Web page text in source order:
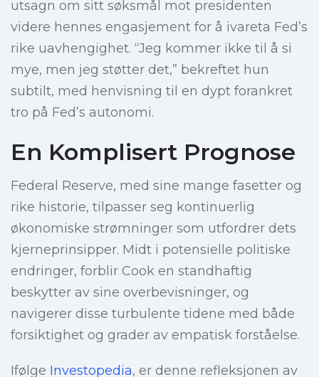
utsagn om sitt søksmål mot presidenten
videre hennes engasjement for å ivareta Fed’s
rike uavhengighet. “Jeg kommer ikke til å si
mye, men jeg støtter det,” bekreftet hun
subtilt, med henvisning til en dypt forankret
tro på Fed’s autonomi.
En Komplisert Prognose
Federal Reserve, med sine mange fasetter og
rike historie, tilpasser seg kontinuerlig
økonomiske strømninger som utfordrer dets
kjerneprinsipper. Midt i potensielle politiske
endringer, forblir Cook en standhaftig
beskytter av sine overbevisninger, og
navigerer disse turbulente tidene med både
forsiktighet og grader av empatisk forståelse.
Ifølge Investopedia, er denne refleksjonen av